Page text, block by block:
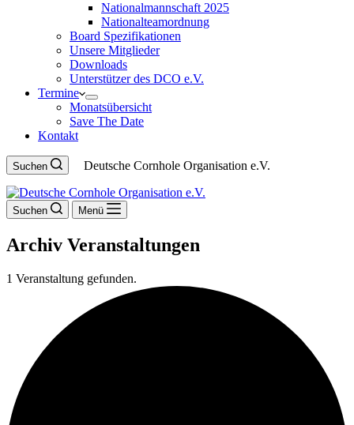
Nationalmannschaft 2025
Nationalteamordnung
Board Spezifikationen
Unsere Mitglieder
Downloads
Unterstützer des DCO e.V.
Termine
Monatsübersicht
Save The Date
Kontakt
Suchen Deutsche Cornhole Organisation e.V.
Suchen Menü
Archiv Veranstaltungen
1 Veranstaltung gefunden.